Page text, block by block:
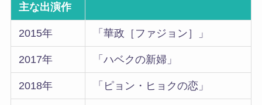
主な出演作
2015年 「華政［ファジョン］」
2017年 「ハベクの新婦」
2018年 「ピョン・ヒョクの恋」